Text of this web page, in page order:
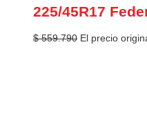
225/45R17
$559.790 El precio